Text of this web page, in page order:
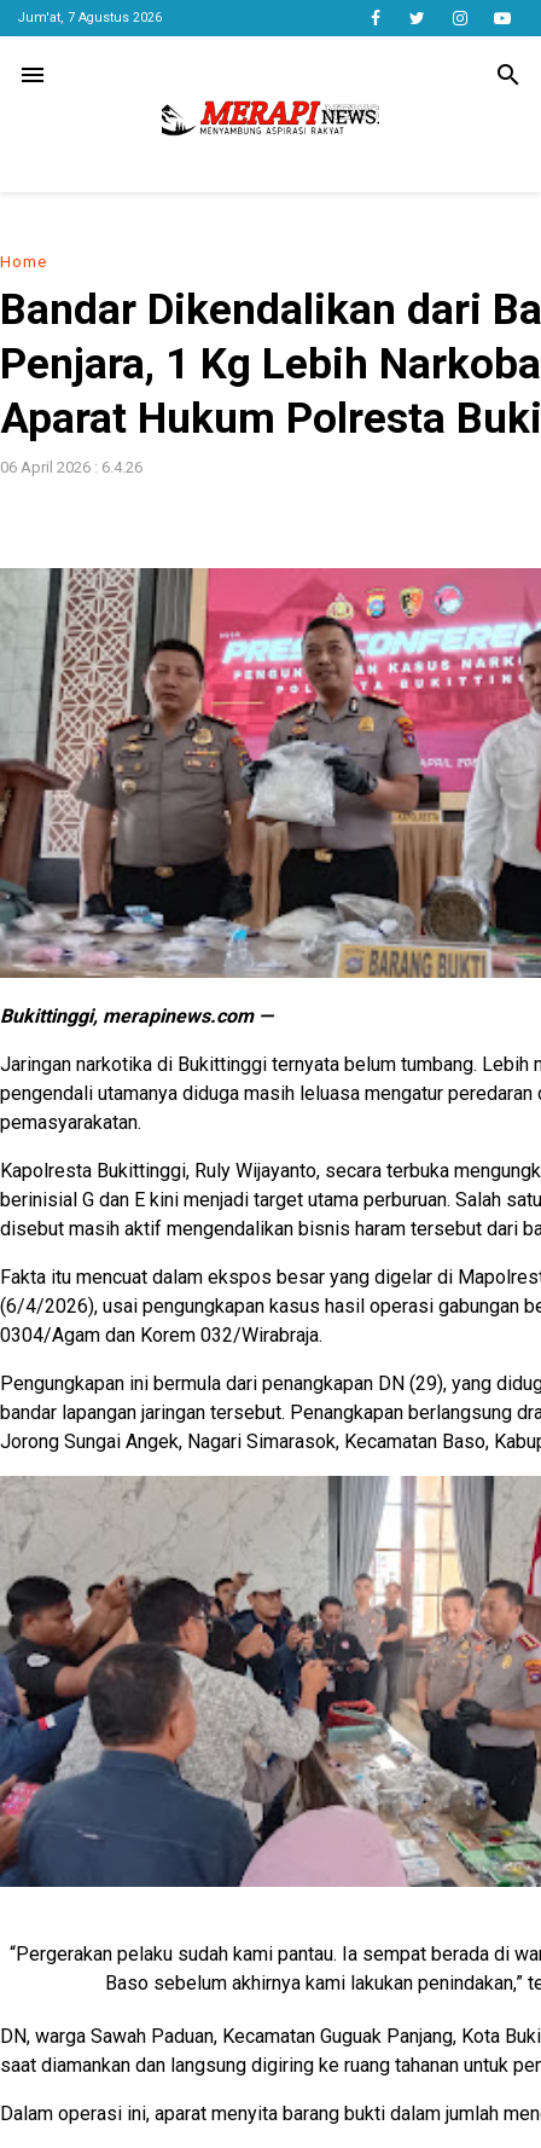
Jum'at, 7 Agustus 2026
menu search
Home
Bandar Dikendalikan dari
Penjara, 1 Kg Lebih
Aparat Hukum Polresta
06 April 2026 : 6.4.26
Bukittinggi, merapinews.com —
Jaringan narkotika di Bukittinggi ternyata belum tumbang. Lebih
pengendali utamanya diduga masih leluasa mengatur peredaran
pemasyarakatan.
Kapolresta Bukittinggi, Ruly Wijayanto, secara terbuka
berinisial G dan E kini menjadi target utama perburuan. Salah
disebut masih aktif mengendalikan bisnis haram tersebut dari
Fakta itu mencuat dalam ekspos besar yang digelar di
(6/4/2026), usai pengungkapan kasus hasil operasi gabungan
0304/Agam dan Korem 032/Wirabraja.
Pengungkapan ini bermula dari penangkapan DN (29), yang
bandar lapangan jaringan tersebut. Penangkapan berlangsung
Jorong Sungai Angek, Nagari Simarasok, Kecamatan Baso,
“Pergerakan pelaku sudah kami pantau. Ia sempat berada di
Baso sebelum akhirnya kami lakukan penindakan,”
DN, warga Sawah Paduan, Kecamatan Guguak Panjang, Kota
saat diamankan dan langsung digiring ke ruang tahanan untuk
Dalam operasi ini, aparat menyita barang bukti dalam jumlah